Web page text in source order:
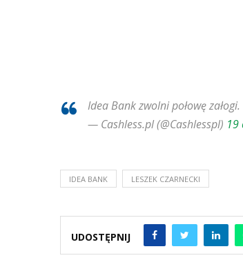
Idea Bank zwolni połowę
— Cashless.pl (@Cashlesspl) 19
IDEA BANK LESZEK CZARNECKI
UDOSTĘPNIJ